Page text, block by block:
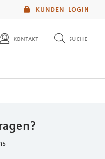
KUNDEN-LOGIN
kontakt suche